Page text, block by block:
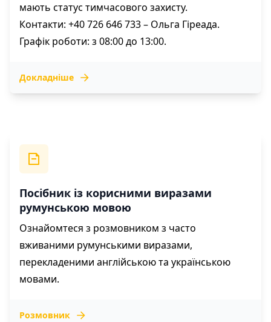
мають статус тимчасового захисту.
Контакти: +40 726 646 733 – Ольга Гіреада.
Графік роботи: з 08:00 до 13:00.
Докладніше
Посібник із корисними виразами
румунською мовою
Ознайомтеся з розмовником з часто
вживаними румунськими виразами,
перекладеними англійською та українською
мовами.
Розмовник